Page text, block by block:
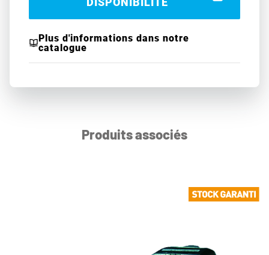
Plus d'informations dans notre
catalogue
Produits associés